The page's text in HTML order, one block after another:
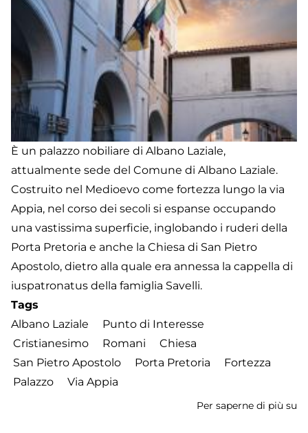
È un palazzo nobiliare di Albano Laziale,
attualmente sede del Comune di Albano Laziale.
Costruito nel Medioevo come fortezza lungo la via
Appia, nel corso dei secoli si espanse occupando
una vastissima superficie, inglobando i ruderi della
Porta Pretoria e anche la Chiesa di San Pietro
Apostolo, dietro alla quale era annessa la cappella di
iuspatronatus della famiglia Savelli.
Tags
Albano Laziale
Punto di Interesse
Cristianesimo
Romani
Chiesa
San Pietro Apostolo
Porta Pretoria
Fortezza
Palazzo
Via Appia
Per saperne di più su